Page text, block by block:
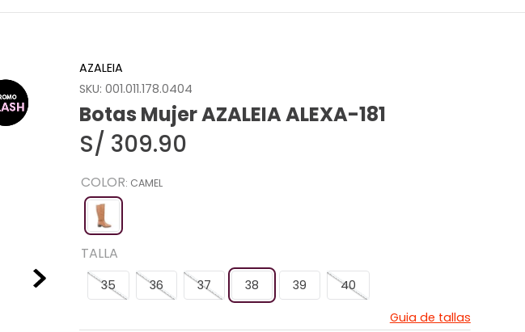
AZALEIA
SKU: 001.011.178.0404
Botas Mujer AZALEIA ALEXA-181
S/ 309.90
COLOR: CAMEL
TALLA
35 36 37 38 39
40
Guia de tallas